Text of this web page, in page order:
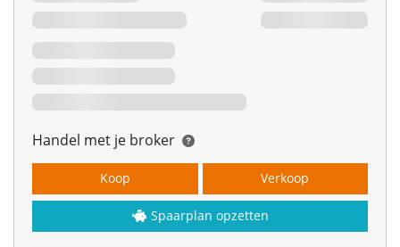
Handel met je broker
Koop Verkoop
Spaarplan opzetten